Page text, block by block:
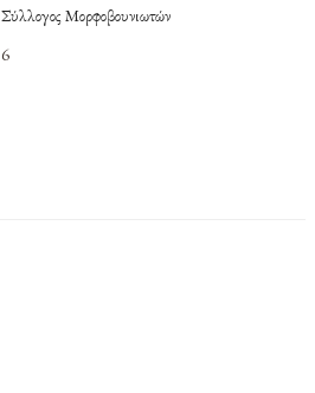
Σύλλογος Μορφοβουνιωτών
6